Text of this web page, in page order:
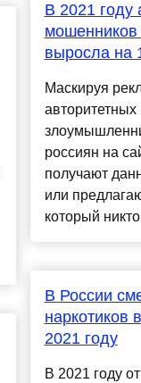
В 2021 году
мошенников
выросла на
Маскируя
авторитетных
россиян на
получают
или
который
В России
наркотиков
2021 году
В 2021 году